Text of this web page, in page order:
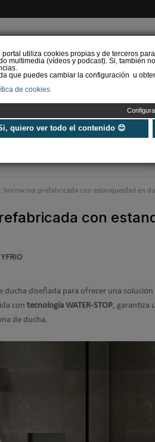
portal utiliza cookies propias y de terceros
multimedia (vídeos y podcast). Si, también
que puedes cambiar la configuración u
de cookies.
quiero ver todo el contenido 😊
RENOVABLES
Mantenimiento de
piscinas: desinfección
¿Qué debes saber?
hornacina prefabricada con estanqueidad en
con
ducha diseñada para ofrecer una
con tecnología WATER-STOP, garantiza
de ducha.